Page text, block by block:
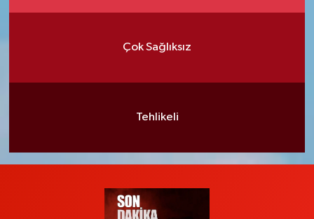
Çok Sağlıksız
Tehlikeli